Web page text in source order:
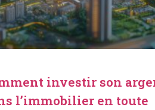
investir son
l’immobilier en toute